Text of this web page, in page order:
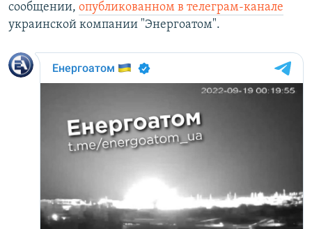
сообщении, опубликованном в телеграм-канале
украинской компании "Энергоатом".